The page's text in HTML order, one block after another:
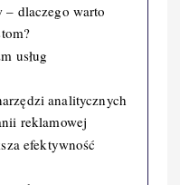
– dlaczego warto
usług
analitycznych
reklamowej
efektywność